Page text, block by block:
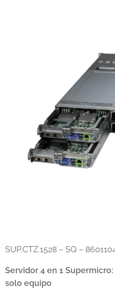
SUP.CTZ.1528 – SQ –
Servidor 4 en 1
solo equipo